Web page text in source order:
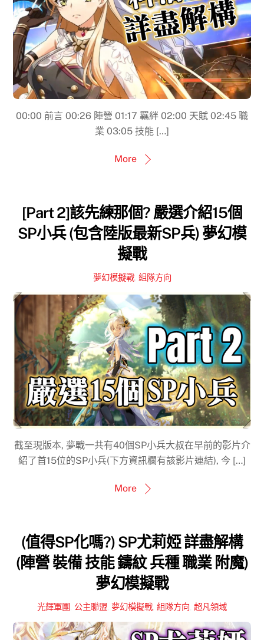
00:00​ 前言 00:26 陣營 01:17 羈絆 02:00 天賦 02:45 職
業 03:05 技能 […]
More
[Part 2]該先練那個? 嚴選介紹15個
SP小兵 (包含陸版最新SP兵) 夢幻模
擬戰
夢幻模擬戰, 組隊方向
截至現版本, 夢戰一共有40個SP小兵大叔在早前的影片介
紹了首15位的SP小兵(下方資訊欄有該影片連結), 今 […]
More
(值得SP化嗎?) SP尤莉婭 詳盡解構
(陣營 裝備 技能 鑄紋 兵種 職業 附魔)
夢幻模擬戰
光輝軍團 公主聯盟 夢幻模擬戰 組隊方向 超凡領域